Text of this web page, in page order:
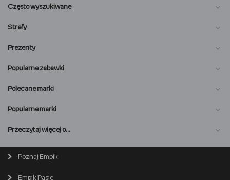
Często wyszukiwane
Strefy
Prezenty
Popularne zabawki
Polecane marki
Popularne marki
Przeczytaj więcej o…
Poznaj Empik
O nas
Biuro prasowe
Empik Pasje
Premiera online